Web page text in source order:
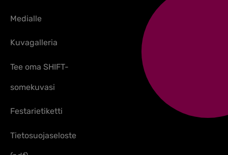
Medialle
Kuvagalleria
Tee oma SHIFT-
somekuvasi
Festarietiketti
Tietosuojaseloste